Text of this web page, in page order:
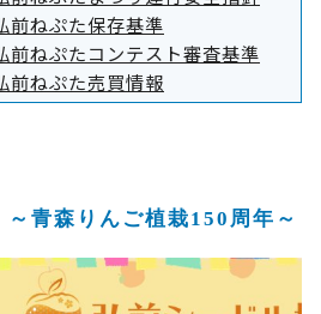
ねぷた保存基準
ねぷたコンテスト審査基準
ねぷた売買情報
青森りんご植栽150周年～